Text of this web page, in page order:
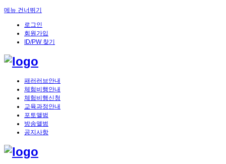
메뉴 건너뛰기
로그인
회원가입
ID/PW 찾기
패러러브안내
체험비행안내
체험비행신청
교육과정안내
포토앨범
방송앨범
공지사항